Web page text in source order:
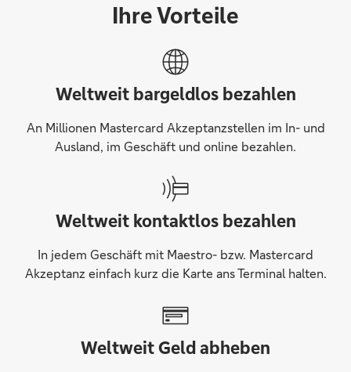
Ihre Vorteile
Weltweit bargeldlos bezahlen
An Millionen Mastercard Akzeptanzstellen im In- und
Ausland, im Geschäft und online bezahlen.
Weltweit kontaktlos bezahlen
In jedem Geschäft mit Maestro- bzw. Mastercard
Akzeptanz einfach kurz die Karte ans Terminal halten.
Weltweit Geld abheben